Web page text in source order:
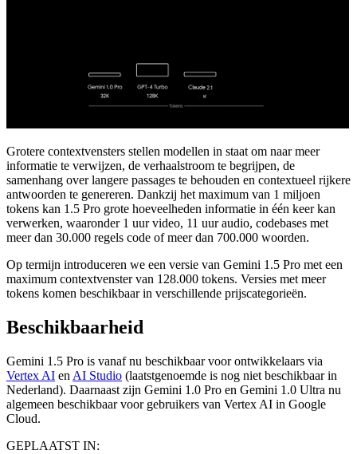
Grotere contextvensters stellen modellen in staat om naar meer
informatie te verwijzen, de verhaalstroom te begrijpen, de
samenhang over langere passages te behouden en contextueel rijkere
antwoorden te genereren. Dankzij het maximum van 1 miljoen
tokens kan 1.5 Pro grote hoeveelheden informatie in één keer kan
verwerken, waaronder 1 uur video, 11 uur audio, codebases met
meer dan 30.000 regels code of meer dan 700.000 woorden.
Op termijn introduceren we een versie van Gemini 1.5 Pro met een
maximum contextvenster van 128.000 tokens. Versies met meer
tokens komen beschikbaar in verschillende prijscategorieën.
Beschikbaarheid
Gemini 1.5 Pro is vanaf nu beschikbaar voor ontwikkelaars via
Vertex AI en AI Studio (laatstgenoemde is nog niet beschikbaar in
Nederland). Daarnaast zijn Gemini 1.0 Pro en Gemini 1.0 Ultra nu
algemeen beschikbaar voor gebruikers van Vertex AI in Google
Cloud.
GEPLAATST IN: